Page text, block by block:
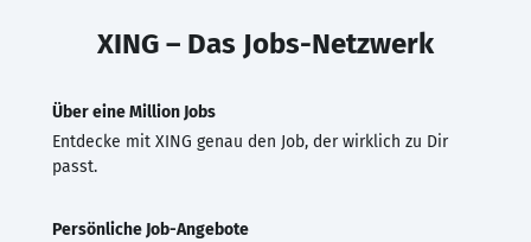
XING – Das Jobs-Netzwerk
Über eine Million Jobs
Entdecke mit XING genau den Job, der wirklich zu Dir
passt.
Persönliche Job-Angebote